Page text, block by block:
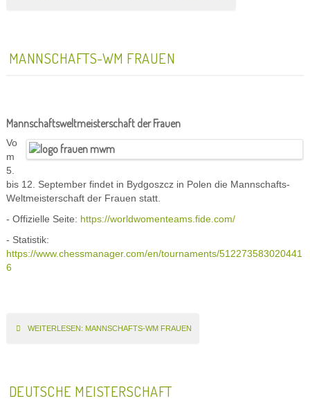
MANNSCHAFTS-WM FRAUEN
Mannschaftsweltmeisterschaft der Frauen
Vo
m
5.
bis 12. September findet in Bydgoszcz in Polen die Mannschafts-
Weltmeisterschaft der Frauen statt.
- Offizielle Seite: https://worldwomenteams.fide.com/
- Statistik:
https://www.chessmanager.com/en/tournaments/512273583020441
6
WEITERLESEN: MANNSCHAFTS-WM FRAUEN
DEUTSCHE MEISTERSCHAFT